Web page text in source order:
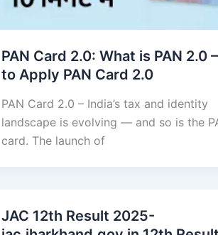
PAN Card 2.0: What is PAN 2.0
to Apply PAN Card 2.0
PAN Card 2.0 – India’s tax and identity
landscape is evolving — and so is the
card. The launch of
JAC 12th Result 2025-